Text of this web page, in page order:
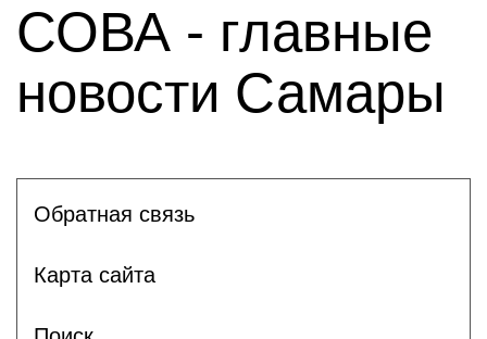
СОВА - главные
новости Самары
Обратная связь
Карта сайта